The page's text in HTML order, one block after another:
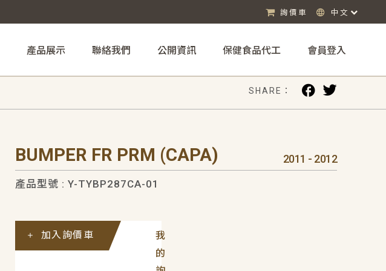
詢價車 中文
產品展示 聯絡我們 公開資訊 保健食品代工 會員登入
SHARE：
BUMPER FR PRM (CAPA) 2011 - 2012
產品型號 : Y-TYBP287CA-01
我
的
加入詢價車